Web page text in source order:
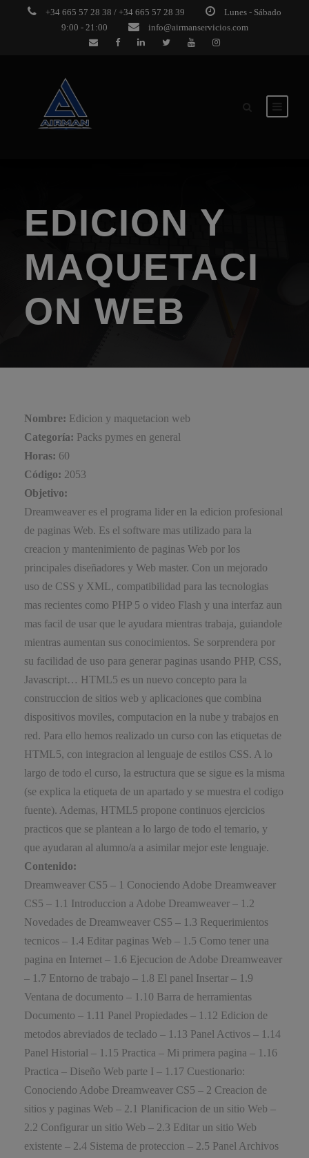
+34 665 57 28 38 / +34 665 57 28 39
Lunes - Sábado
9:00 - 21:00
info@airmanservicios.com
EDICION Y
MAQUETACI
ON WEB
Nombre: Edicion y maquetacion web
Categoría: Packs pymes en general
Horas: 60
Código: 2053
Objetivo:
Dreamweaver es el programa lider en la edicion profesional
de paginas Web. Es el software mas utilizado para la
creacion y mantenimiento de paginas Web por los
principales diseñadores y Web master. Con un mejorado
uso de CSS y XML, compatibilidad para las tecnologias
mas recientes como PHP 5 o video Flash y una interfaz aun
mas facil de usar que le ayudara mientras trabaja, guiandole
mientras aumentan sus conocimientos. Se sorprendera por
su facilidad de uso para generar paginas usando PHP, CSS,
Javascript… HTML5 es un nuevo concepto para la
construccion de sitios web y aplicaciones que combina
dispositivos moviles, computacion en la nube y trabajos en
red. Para ello hemos realizado un curso con las etiquetas de
HTML5, con integracion al lenguaje de estilos CSS. A lo
largo de todo el curso, la estructura que se sigue es la misma
(se explica la etiqueta de un apartado y se muestra el codigo
fuente). Ademas, HTML5 propone continuos ejercicios
practicos que se plantean a lo largo de todo el temario, y
que ayudaran al alumno/a a asimilar mejor este lenguaje.
Contenido:
Dreamweaver CS5 – 1 Conociendo Adobe Dreamweaver
CS5 – 1.1 Introduccion a Adobe Dreamweaver – 1.2
Novedades de Dreamweaver CS5 – 1.3 Requerimientos
tecnicos – 1.4 Editar paginas Web – 1.5 Como tener una
pagina en Internet – 1.6 Ejecucion de Adobe Dreamweaver
– 1.7 Entorno de trabajo – 1.8 El panel Insertar – 1.9
Ventana de documento – 1.10 Barra de herramientas
Documento – 1.11 Panel Propiedades – 1.12 Edicion de
metodos abreviados de teclado – 1.13 Panel Activos – 1.14
Panel Historial – 1.15 Practica – Mi primera pagina – 1.16
Practica – Diseño Web parte I – 1.17 Cuestionario:
Conociendo Adobe Dreamweaver CS5 – 2 Creacion de
sitios y paginas Web – 2.1 Planificacion de un sitio Web –
2.2 Configurar un sitio Web – 2.3 Editar un sitio Web
existente – 2.4 Sistema de proteccion – 2.5 Panel Archivos